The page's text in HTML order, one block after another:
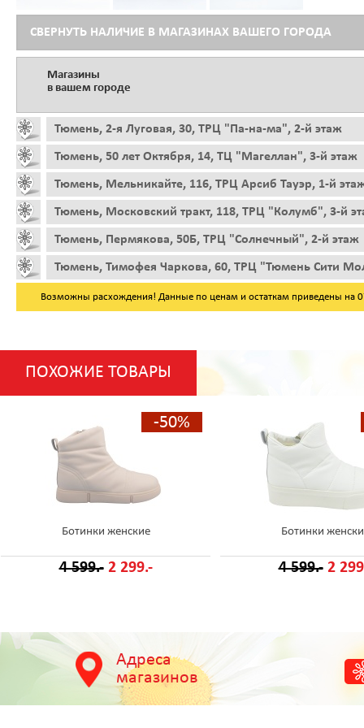
СВЕРНУТЬ НАЛИЧИЕ В МАГАЗИНАХ ВАШЕГО ГОРОДА
Магазины
в вашем городе
Тюмень, 2-я Луговая, 30, ТРЦ "Па-на-ма", 2-й этаж
Тюмень, 50 лет Октября, 14, ТЦ "Магеллан", 3-й этаж
Тюмень, Мельникайте, 116, ТРЦ Арсиб Тауэр, 1-й
Тюмень, Московский тракт, 118, ТРЦ "Колумб", 3-й
Тюмень, Пермякова, 50Б, ТРЦ "Солнечный", 2-й этаж
Тюмень, Тимофея Чаркова, 60, ТРЦ "Тюмень Сити
Возможны расхождения! Данные по ценам и остаткам приведены на
ПОХОЖИЕ ТОВАРЫ
-50%
Ботинки женские
4 599.- 2 299.-
Ботинки
4 599.- 2
Адреса
магазинов